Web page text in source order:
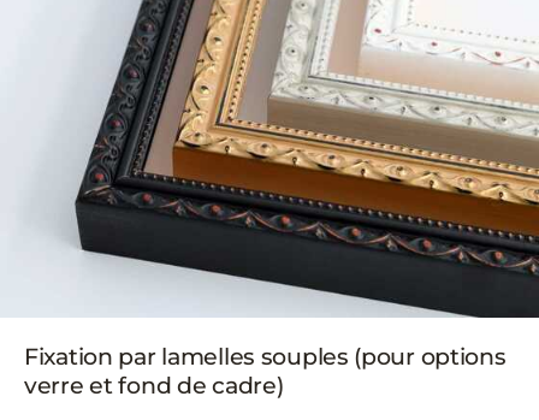
Fixation par lamelles souples (pour options
verre et fond de cadre)